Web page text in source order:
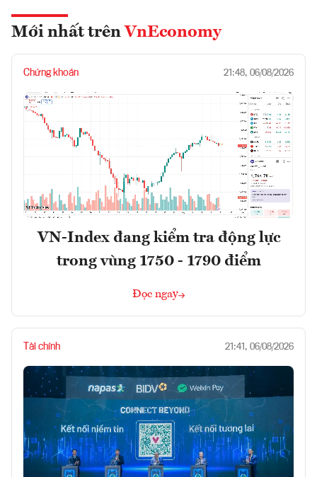
Mới nhất trên VnEconomy
Chứng khoán 21:48, 06/08/2026
VN-Index đang kiểm tra động lực
trong vùng 1750 - 1790 điểm
Đọc ngay
Tài chính 21:41, 06/08/2026